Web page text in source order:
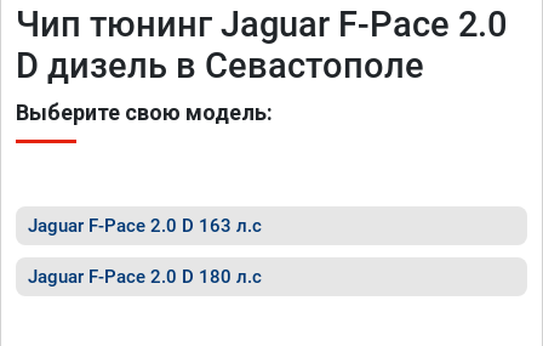
Чип тюнинг Jaguar F-Pace 2.0
D дизель в Севастополе
Выберите свою модель:
Jaguar F-Pace 2.0 D 163 л.с
Jaguar F-Pace 2.0 D 180 л.с